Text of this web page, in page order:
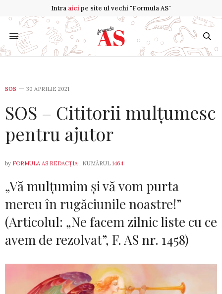
Intra aicipe site ul vechi "Formula AS"
SOS 30 APRILIE 2021
SOS – Cititorii mulțumesc
pentru ajutor
by FORMULA AS REDACȚIA , NUMĂRUL 1464
„Vă mulțumim și vă vom purta
mereu în rugăciunile noastre!”
(Articolul: „Ne facem zilnic liste cu ce
avem de rezolvat”, F. AS nr. 1458)